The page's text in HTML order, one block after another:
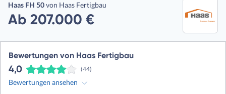
Haas FH 50von Haas Fertigbau
Ab 207.000 €
Bewertungen von Haas Fertigbau
4,0 (44)
Bewertungen ansehen